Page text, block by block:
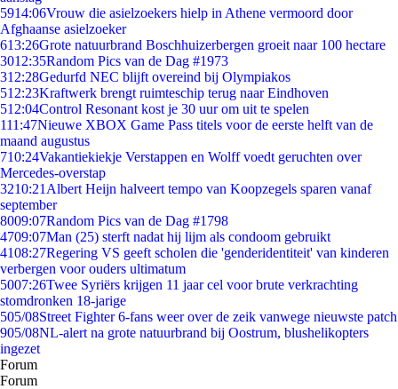
5914:06Vrouw die asielzoekers hielp in Athene vermoord door
Afghaanse asielzoeker
613:26Grote natuurbrand Boschhuizerbergen groeit naar 100 hectare
3012:35Random Pics van de Dag #1973
312:28Gedurfd NEC blijft overeind bij Olympiakos
512:23Kraftwerk brengt ruimteschip terug naar Eindhoven
512:04Control Resonant kost je 30 uur om uit te spelen
111:47Nieuwe XBOX Game Pass titels voor de eerste helft van de
maand augustus
710:24Vakantiekiekje Verstappen en Wolff voedt geruchten over
Mercedes-overstap
3210:21 Albert Heijn halveert tempo van Koopzegels sparen vanaf
september
8009:07Random Pics van de Dag #1798
4709:07Man (25) sterft nadat hij lijm als condoom gebruikt
4108:27Regering VS geeft scholen die 'genderidentiteit' van kinderen
verbergen voor ouders ultimatum
5007:26Twee Syriërs krijgen 11 jaar cel voor brute verkrachting
stomdronken 18-jarige
505/08Street Fighter 6-fans weer over de zeik vanwege nieuwste patch
905/08NL-alert na grote natuurbrand bij Oostrum, blushelikopters
ingezet
Forum
Forum